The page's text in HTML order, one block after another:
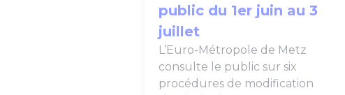
public du 1er juin au 3
juillet
L’Euro-Métropole de Metz
consulte le public sur six
procédures de modification